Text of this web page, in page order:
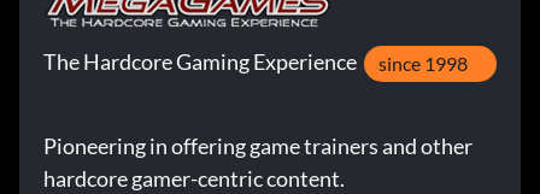
The Hardcore Gaming Experience since 1998
Pioneering in offering game trainers and other
hardcore gamer-centric content.